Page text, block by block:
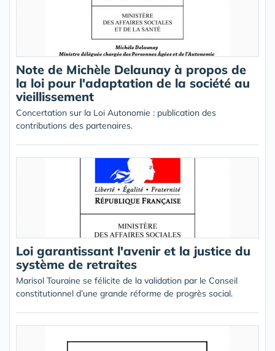
Note de Michèle Delaunay à propos de
la loi pour l'adaptation de la société au
vieillissement
Concertation sur la Loi Autonomie : publication des
contributions des partenaires.
Loi garantissant l'avenir et la justice du
système de retraites
Marisol Touraine se félicite de la validation par le Conseil
constitutionnel d’une grande réforme de progrès social.